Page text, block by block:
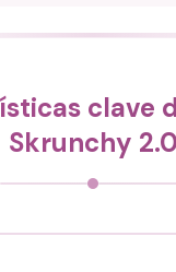
clave
Skrunchy 2.0